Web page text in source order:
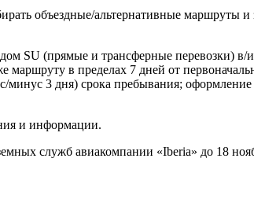
объездные/альтернативные маршруты и
SU (прямые и трансферные перевозки) в/
в пределах 7 дней от
3 дня) срока пребывания;
и информации.
служб авиакомпании «Iberia» до 18